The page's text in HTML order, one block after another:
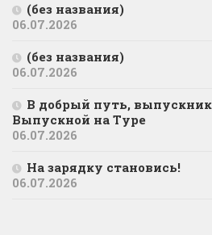
(без названия)
06.07.2026
(без названия)
06.07.2026
В добрый путь,
Выпускной на Туре
06.07.2026
На зарядку становись!
06.07.2026